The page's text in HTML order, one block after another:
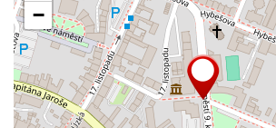
−